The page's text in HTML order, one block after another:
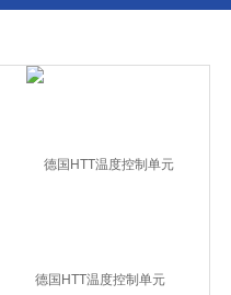
德国HTT温度控制单元